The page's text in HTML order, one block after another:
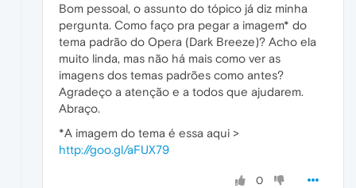
Bom pessoal, o assunto do tópico já diz minha
pergunta. Como faço pra pegar a imagem* do
tema padrão do Opera (Dark Breeze)? Acho ela
muito linda, mas não há mais como ver as
imagens dos temas padrões como antes?
Agradeço a atenção e a todos que ajudarem.
Abraço.
*A imagem do tema é essa aqui >
http://goo.gl/aFUX79
0